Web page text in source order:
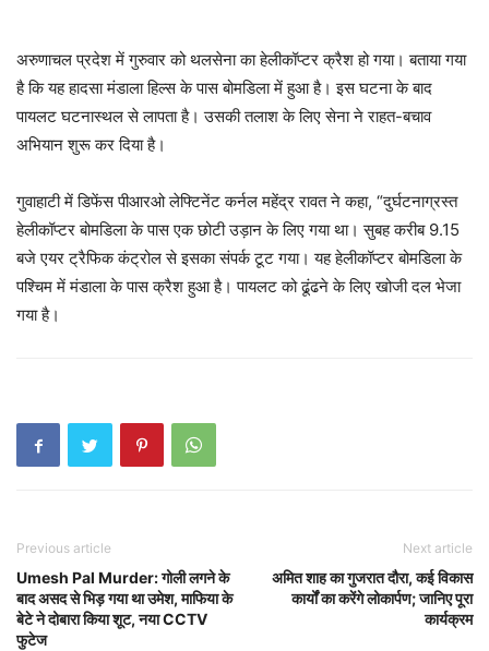
अरुणाचल प्रदेश में गुरुवार को थलसेना का हेलीकॉप्टर क्रैश हो गया। बताया गया
है कि यह हादसा मंडाला हिल्स के पास बोमडिला में हुआ है। इस घटना के बाद
पायलट घटनास्थल से लापता है। उसकी तलाश के लिए सेना ने राहत-बचाव
अभियान शुरू कर दिया है।
गुवाहाटी में डिफेंस पीआरओ लेफ्टिनेंट कर्नल महेंद्र रावत ने कहा, “दुर्घटनाग्रस्त
हेलीकॉप्टर बोमडिला के पास एक छोटी उड़ान के लिए गया था। सुबह करीब 9.15
बजे एयर ट्रैफिक कंट्रोल से इसका संपर्क टूट गया। यह हेलीकॉप्टर बोमडिला के
पश्चिम में मंडाला के पास क्रैश हुआ है। पायलट को ढूंढने के लिए खोजी दल भेजा
गया है।
Previous article
Umesh Pal Murder: गोली लगने के
बाद असद से भिड़ गया था उमेश, माफिया के
बेटे ने दोबारा किया शूट, नया CCTV
फुटेज
Next article
अमित शाह का गुजरात दौरा, कई विकास
कार्यों का करेंगे लोकार्पण; जानिए पूरा
कार्यक्रम